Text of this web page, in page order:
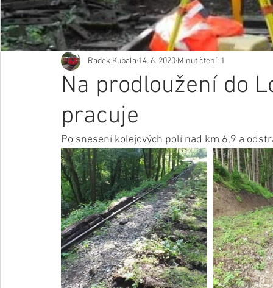
Na prodloužení do
pracuje
Radek Kubala 14. 6. 2020 Minut čtení: 1
Po snesení kolejových polí nad km 6,9 a